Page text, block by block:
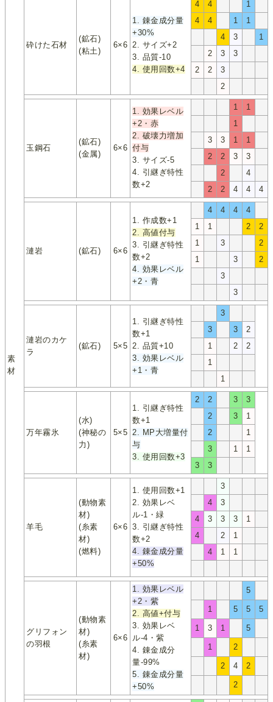
素
材
砕けた石材
(鉱石)
(粘土)
6×6
1. 錬金成分量
+30%
2. サイズ+2
3. 品質-10
4. 使用回数+4
4 4
1
4
4 1
1
4
3
1
2
3
3
2
2
3
2
玉鋼石
(鉱石)
(金属)
6×6
1. 効果レベル
+2・赤
2. 破壊力増加
付与
3. サイズ-5
4. 引継ぎ特性
数+2
1
1
1
3
3 1
1
2
2 3
3
2
4
2
2 4 4 4
漣岩 (鉱石) 6×6
1. 作成数+1
2. 高値付与
3. 引継ぎ特性
数+2
4. 効果レベル
+2・青
4 4 4
4
1
1 2
2
1
3
2
1
3
2
3
3
漣岩のカケ
ラ
(鉱石) 5×5
1. 引継ぎ特性
数+1
2. 品質+10
3. 効果レベル
+1・青
3
3
3
2
1
2
2
1
1
万年霧氷
(水)
(神秘の
力)
5×5
1. 引継ぎ特性
数+1
2. MP大増量付
与
3. 使用回数+3
2 2 3
3
2
3
1
2
1
3
1
1
3
3
羊毛
(動物素
材)
(糸素
材)
(燃料)
6×6
1. 使用回数+1
2. 効果レベ
ル-1・緑
3. 引継ぎ特性
数+2
4. 錬金成分量
+50%
3
4
3
4
3 3 3
1
4
2
1
4
1 1
グリフォン
の羽根
(動物素
材)
(糸素
材)
6×6
1. 効果レベル
+2・紫
2. 高値+付与
3. 効果レベ
ル-4・紫
4. 錬金成分
量-99%
5. 錬金成分量
+50%
5
1 5 5 5
1 3 1 5
1 2
2 4 2
2